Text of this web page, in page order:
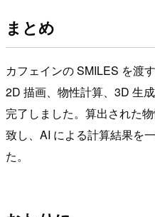
まとめ
カフェインの SMILES を渡
2D 描画、物性計算、3D 生
完了しました。算出された
致し、AI による計算結果を
た。